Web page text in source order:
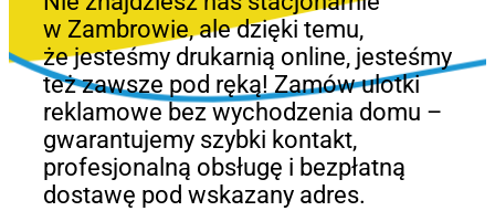
w Zambrowie, ale dzięki temu,
że jesteśmy drukarnią online, jesteśmy
też zawsze pod ręką! Zamów ulotki
reklamowe bez wychodzenia domu –
gwarantujemy szybki kontakt,
profesjonalną obsługę i bezpłatną
dostawę pod wskazany adres.